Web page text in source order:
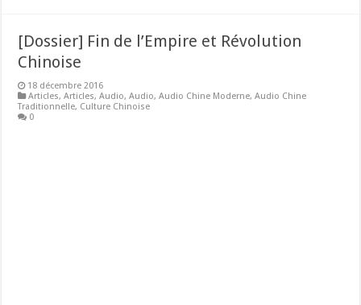
[Dossier] Fin de l’Empire et Révolution
Chinoise
18 décembre 2016
Articles,Articles,Audio,Audio,Audio Chine Moderne,Audio Chine
Traditionnelle, Culture Chinoise
0